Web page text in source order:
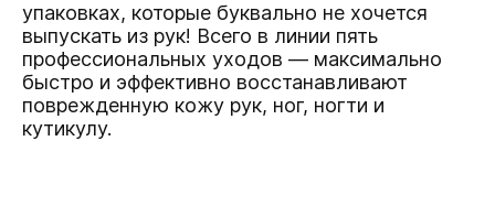
упаковках, которые буквально не хочется
выпускать из рук! Всего в линии пять
профессиональных уходов — максимально
быстро и эффективно восстанавливают
поврежденную кожу рук, ног, ногти и
кутикулу.